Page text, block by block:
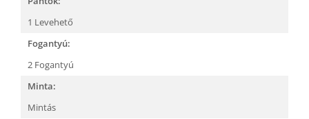
1 Levehető
Fogantyú:
2 Fogantyú
Minta:
Mintás